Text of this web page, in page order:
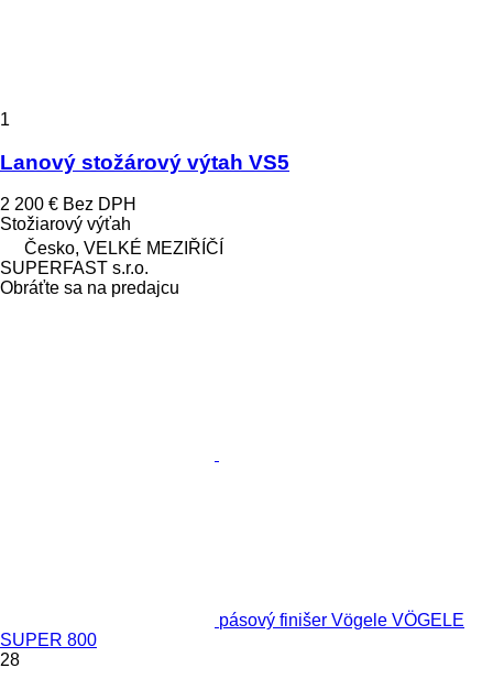
1
Lanový stožárový výtah VS5
2 200 € Bez DPH
Stožiarový výťah
Česko, VELKÉ MEZIŘÍČÍ
SUPERFAST s.r.o.
Obráťte sa na predajcu
pásový finišer Vögele VÖGELE
SUPER 800
28